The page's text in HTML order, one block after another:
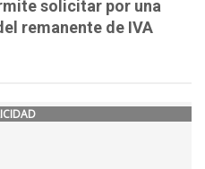
solicitar por una
remanente de IVA